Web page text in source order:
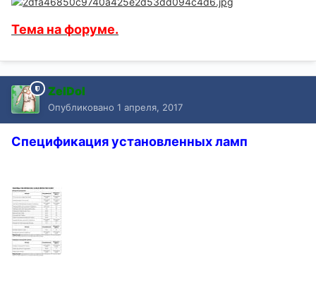
Тема на форуме.
ZelDol
Опубликовано 1 апреля, 2017
Спецификация установленных ламп